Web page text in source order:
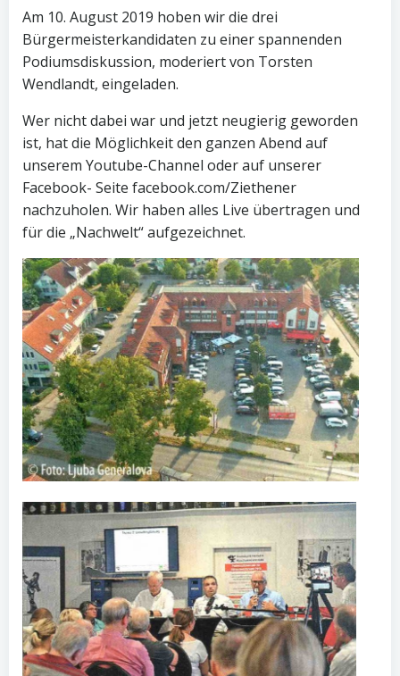
Am 10. August 2019 hoben wir die drei
Bürgermeisterkandidaten zu einer spannenden
Podiumsdiskussion, moderiert von Torsten
Wendlandt, eingeladen.
Wer nicht dabei war und jetzt neugierig geworden
ist, hat die Möglichkeit den ganzen Abend auf
unserem Youtube-Channel oder auf unserer
Facebook- Seite facebook.com/Ziethener
nachzuholen. Wir haben alles Live übertragen und
für die „Nachwelt“ aufgezeichnet.